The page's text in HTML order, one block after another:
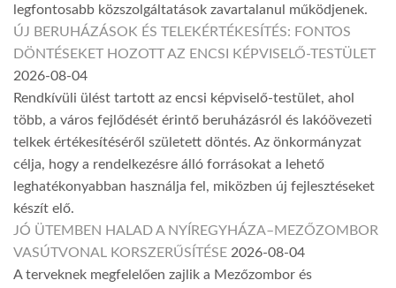
legfontosabb közszolgáltatások zavartalanul működjenek.
ÚJ BERUHÁZÁSOK ÉS TELEKÉRTÉKESÍTÉS: FONTOS
DÖNTÉSEKET HOZOTT AZ ENCSI KÉPVISELŐ-TESTÜLET
2026-08-04
Rendkívüli ülést tartott az encsi képviselő-testület, ahol
több, a város fejlődését érintő beruházásról és lakóövezeti
telkek értékesítéséről született döntés. Az önkormányzat
célja, hogy a rendelkezésre álló forrásokat a lehető
leghatékonyabban használja fel, miközben új fejlesztéseket
készít elő.
JÓ ÜTEMBEN HALAD A NYÍREGYHÁZA–MEZŐZOMBOR
VASÚTVONAL KORSZERŰSÍTÉSE 2026-08-04
A terveknek megfelelően zajlik a Mezőzombor és